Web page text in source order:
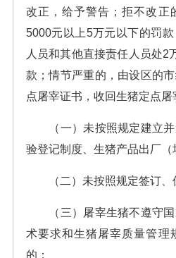
改正，给予警告；拒不改正
5000元以上5万元以下的罚
人员和其他直接责任人员处2
款；情节严重的，由设区的
点屠宰证书，收回生猪定点屠
（一）未按照规定建立并
验登记制度、生猪产品出厂（
（二）未按照规定签订、
（三）屠宰生猪不遵守国
术要求和生猪屠宰质量管理
的；